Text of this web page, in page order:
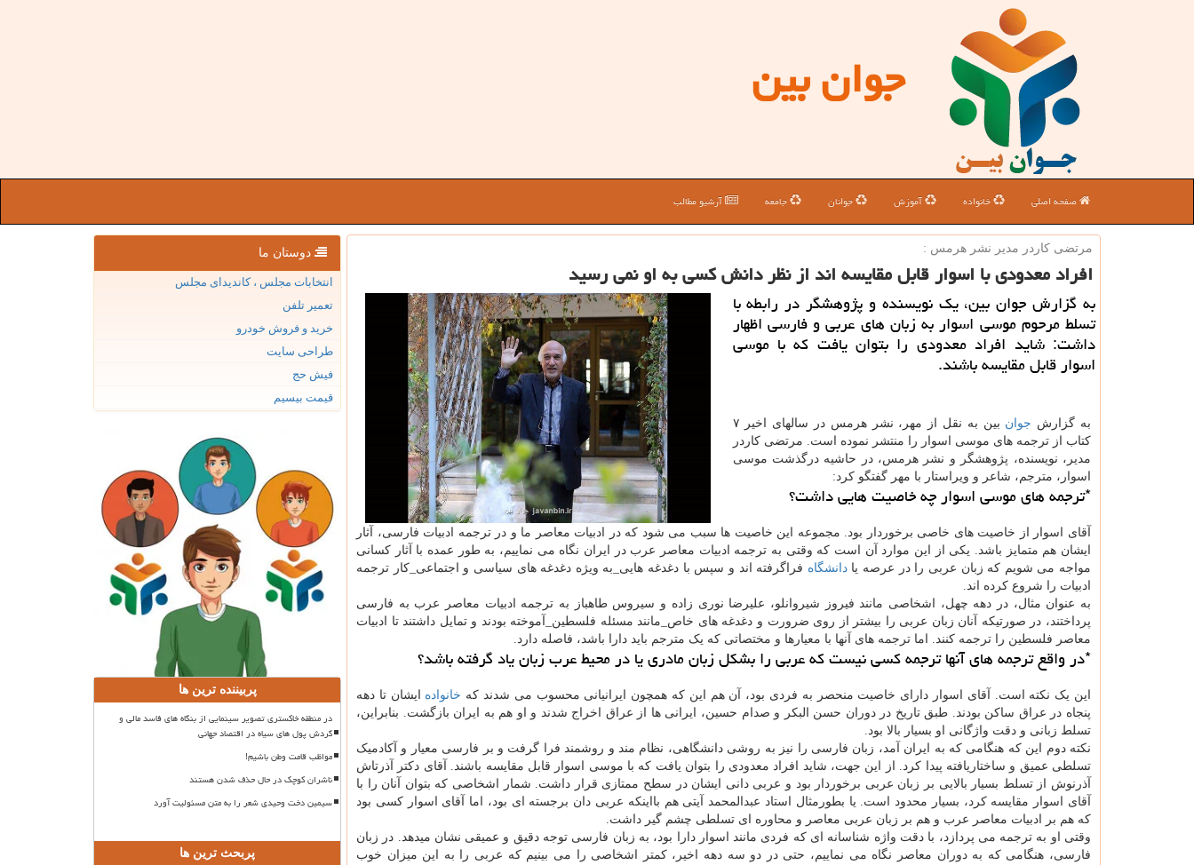
جوان بین
صفحه اصلی خانواده آموزش جوانان جامعه آرشیو مطالب
مرتضی كاردر مدیر نشر هرمس :
افراد معدودی با اسوار قابل مقایسه اند از نظر دانش کسی به او نمی رسید
به گزارش جوان بین، یک نویسنده و پژوهشگر در رابطه با
تسلط مرحوم موسی اسوار به زبان های عربی و فارسی اظهار
داشت: شاید افراد معدودی را بتوان یافت که با موسی
اسوار قابل مقایسه باشند.
به گزارش جوان
بین به نقل از مهر، نشر هرمس در سالهای اخیر ۷
کتاب از ترجمه های موسی اسوار را منتشر نموده است. مرتضی کاردر
مدیر، نویسنده، پژوهشگر و نشر هرمس، در حاشیه درگذشت موسی
اسوار، مترجم، شاعر و ویراستار با مهر گفتگو کرد:
*ترجمه های موسی اسوار چه خاصیت هایی داشت؟
آقای اسوار از خاصیت های خاصی برخوردار بود. مجموعه این خاصیت ها سبب می شود که در ادبیات معاصر ما و در ترجمه ادبیات فارسی، آثار
ایشان هم متمایز باشد. یکی از این موارد آن است که وقتی به ترجمه ادبیات معاصر عرب در ایران نگاه می نماییم، به طور عمده با آثار کسانی
مواجه می شویم که زبان عربی را در عرصه یادانشگاه فراگرفته اند و سپس با دغدغه هایی_به ویژه دغدغه های سیاسی و اجتماعی_کار ترجمه
ادبیات را شروع کرده اند.
به عنوان مثال، در دهه چهل، اشخاصی مانند فیروز شیروانلو، علیرضا نوری زاده و سیروس طاهباز به ترجمه ادبیات معاصر عرب به فارسی
پرداختند، در صورتیکه آنان زبان عربی را بیشتر از روی ضرورت و دغدغه های خاص_مانند مسئله فلسطین_آموخته بودند و تمایل داشتند تا ادبیات
معاصر فلسطین را ترجمه کنند. اما ترجمه های آنها با معیارها و مختصاتی که یک مترجم باید دارا باشد، فاصله دارد.
*در واقع ترجمه های آنها ترجمه کسی نیست که عربی را بشکل زبان مادری یا در محیط عرب زبان یاد گرفته باشد؟
این یک نکته است. آقای اسوار دارای خاصیت منحصر به فردی بود، آن هم این که همچون ایرانیانی محسوب می شدند که خانواده ایشان تا دهه
پنجاه در عراق ساکن بودند. طبق تاریخ در دوران حسن البکر و صدام حسین، ایرانی ها از عراق اخراج شدند و او هم به ایران بازگشت. بنابراین،
تسلط زبانی و دقت واژگانی او بسیار بالا بود.
نکته دوم این که هنگامی که به ایران آمد، زبان فارسی را نیز به روشی دانشگاهی، نظام مند و روشمند فرا گرفت و بر فارسی معیار و آکادمیک
تسلطی عمیق و ساختاریافته پیدا کرد. از این جهت، شاید افراد معدودی را بتوان یافت که با موسی اسوار قابل مقایسه باشند. آقای دکتر آذرتاش
آذرنوش از تسلط بسیار بالایی بر زبان عربی برخوردار بود و عربی دانی ایشان در سطح ممتازی قرار داشت. شمار اشخاصی که بتوان آنان را با
آقای اسوار مقایسه کرد، بسیار محدود است. یا بطورمثال استاد عبدالمحمد آیتی هم بااینکه عربی دان برجسته ای بود، اما آقای اسوار کسی بود
که هم بر ادبیات معاصر عرب و هم بر زبان عربی معاصر و محاوره ای تسلطی چشم گیر داشت.
وقتی او به ترجمه می پردازد، با دقت واژه شناسانه ای که فردی مانند اسوار دارا بود، به زبان فارسی توجه دقیق و عمیقی نشان میدهد. در زبان
فارسی، هنگامی که به دوران معاصر نگاه می نماییم، حتی در دو سه دهه اخیر، کمتر اشخاصی را می بینیم که عربی را به این میزان خوب
دوستان ما
انتخابات مجلس ، کاندیدای مجلس
تعمیر تلفن
خرید و فروش خودرو
طراحی سایت
فیش حج
قیمت بیسیم
پربیننده ترین ها
در منطقه خاکستری تصویر سینمایی از بنگاه های فاسد مالی و
گردش پول های سیاه در اقتصاد جهانی
مواظب قامت وطن باشیم!
ناشران کوچک در حال حذف شدن هستند
سیمین دخت وحیدی شعر را به متن مسئولیت آورد
پربحث ترین ها